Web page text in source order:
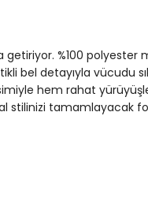
getiriyor. %100
bel detayıyla vücudu
hem rahat
stilinizi tamamlayacak